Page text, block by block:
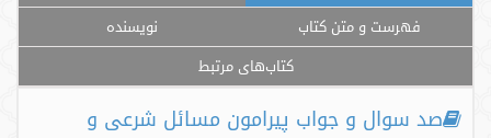
فهرست و متن کتاب
نویسنده
کتاب‌های مرتبط
صد سوال و جواب پیرامون مسائل شرعی و